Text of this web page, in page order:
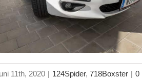
11th, 2020 | 124Spider, 718Boxster | 0